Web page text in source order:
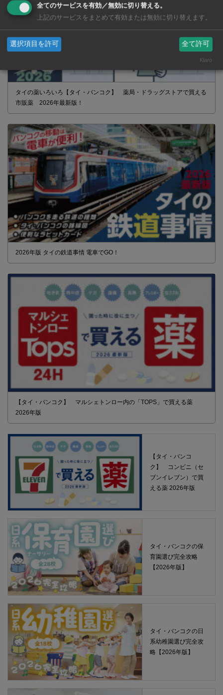
タイの薬いろいろ【タイ・バンコク】 薬局・ドラッグストアで買える
市販薬 2026年最新版！
2026年版 タイの鉄道事情 電車でGO！
【タイ・バンコク】 マルシェトンロー内の「TOPS」で買える薬
2026年版
【タイ・バンコ
ク】 コンビニ（セ
ブンイレブン）で買
える薬 2026年版
タイ・バンコクの保
育園選び完全攻略
【2026年版】
タイ・バンコクの日
系幼稚園選び完全攻
略【2026年版】
全てのサービスを有効／無効に切り替える。
上記のサービスをまとめて有効または無効に切り替えます。
選択項目を許可 全て許可
Klaro